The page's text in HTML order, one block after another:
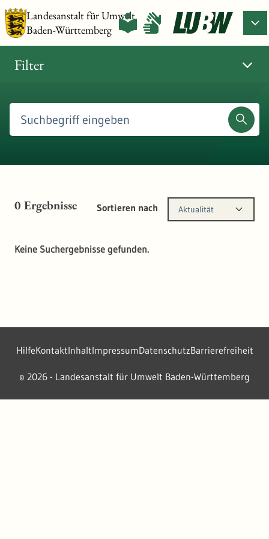
Landesanstalt für Umwelt
Baden-Württemberg
Filter
0Ergebnisse Sortieren nach Aktualität
Keine Suchergebnisse gefunden.
2026 - Landesanstalt für Umwelt Baden-Württemberg
HilfeKontaktInhaltImpressumDatenschutzBarrierefreiheit